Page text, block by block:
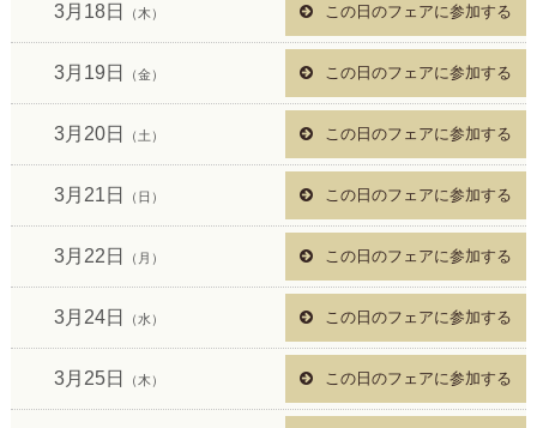
3月18日 （木） この日のフェアに参加する
3月19日 （金） この日のフェアに参加する
3月20日 （土） この日のフェアに参加する
3月21日 （日） この日のフェアに参加する
3月22日 （月） この日のフェアに参加する
3月24日 （水） この日のフェアに参加する
3月25日 （木） この日のフェアに参加する